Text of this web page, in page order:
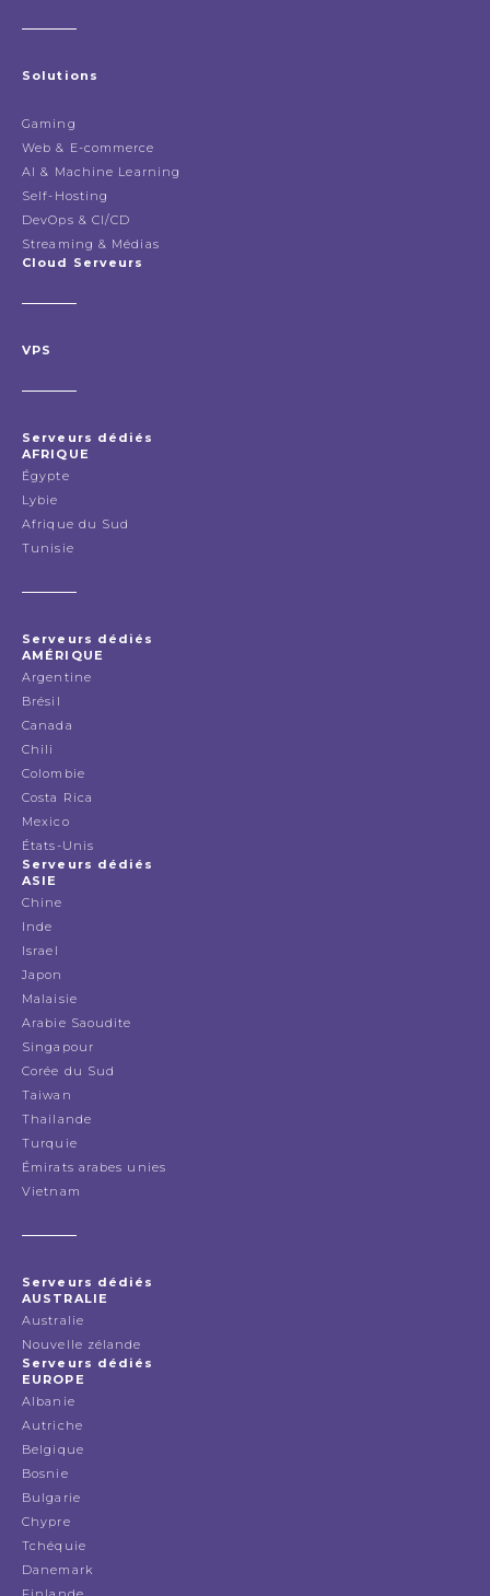
Solutions
Gaming
Web & E-commerce
AI & Machine Learning
Self-Hosting
DevOps & CI/CD
Streaming & Médias
Cloud Serveurs
VPS
Serveurs dédiés
AFRIQUE
Égypte
Lybie
Afrique du Sud
Tunisie
Serveurs dédiés
AMÉRIQUE
Argentine
Brésil
Canada
Chili
Colombie
Costa Rica
Mexico
États-Unis
Serveurs dédiés
ASIE
Chine
Inde
Israel
Japon
Malaisie
Arabie Saoudite
Singapour
Corée du Sud
Taiwan
Thailande
Turquie
Émirats arabes unies
Vietnam
Serveurs dédiés
AUSTRALIE
Australie
Nouvelle zélande
Serveurs dédiés
EUROPE
Albanie
Autriche
Belgique
Bosnie
Bulgarie
Chypre
Tchéquie
Danemark